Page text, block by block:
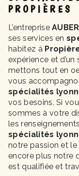
PROPIÈRES
L’entreprise
ses services en
habitez à
expérience et
mettons tout en
vous
spécialités
vos besoins. Si
sommes à votre
les
spécialités
notre passion et
encore plus notre
est qualifiée et